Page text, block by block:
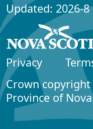
Updated: 2026-8
Privacy
Crown
Province of